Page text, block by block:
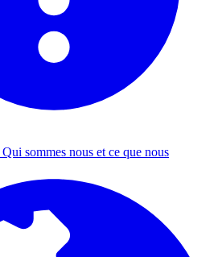
Qui sommes nous et ce que nous